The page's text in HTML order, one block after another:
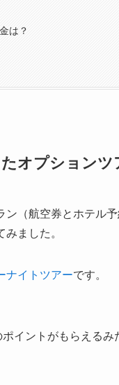
は？
オプションツ
ン（航空券とホテル
ました。
ナイトツアーです。
イントがもらえる